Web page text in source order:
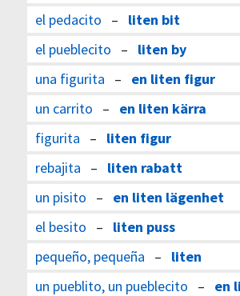
el pedacito – liten bit
el pueblecito – liten by
una figurita – en liten figur
un carrito – en liten kärra
figurita – liten figur
rebajita – liten rabatt
un pisito – en liten lägenhet
el besito – liten puss
pequeño, pequeña – liten
un pueblito, un pueblecito – en